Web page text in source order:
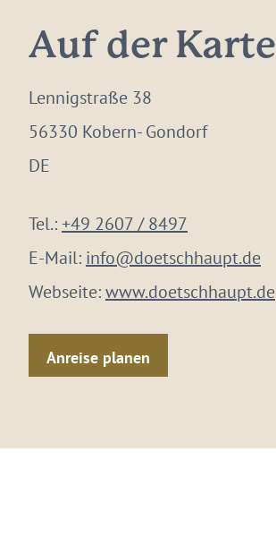
Auf der Karte
Lennigstraße 38
56330 Kobern- Gondorf
DE
Tel.:+49 2607 / 8497
E-Mail: info@doetschhaupt.de
Webseite:www.doetschhaupt.de
Anreise planen